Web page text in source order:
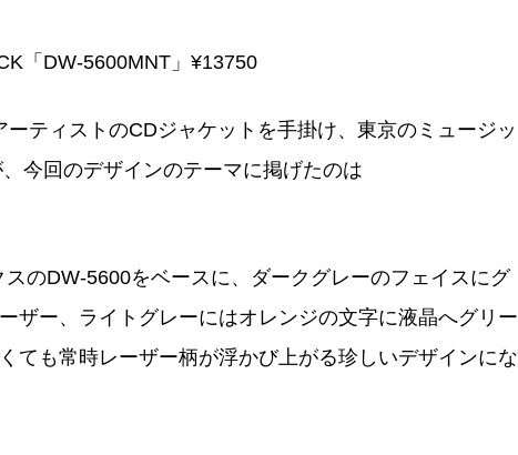
「DW-5600MNT」¥13750
ティストのCDジャケットを手掛け、東京のミュージッ
今回のデザインのテーマに掲げたのは
のDW-5600をベースに、ダークグレーのフェイスにグ
ザー、ライトグレーにはオレンジの文字に液晶へグリー
ても常時レーザー柄が浮かび上がる珍しいデザインにな